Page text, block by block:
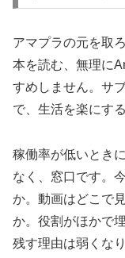
アマプラの元を取
本を読む、無理に
すめしません。サ
で、生活を楽にす
稼働率が低いとき
なく、窓口です。
か。動画はどこで
か。役割がほかで
残す理由は弱くな